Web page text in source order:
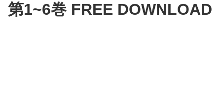
第1~6巻 FREE DOWNLOAD